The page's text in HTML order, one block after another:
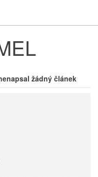
žádný článek